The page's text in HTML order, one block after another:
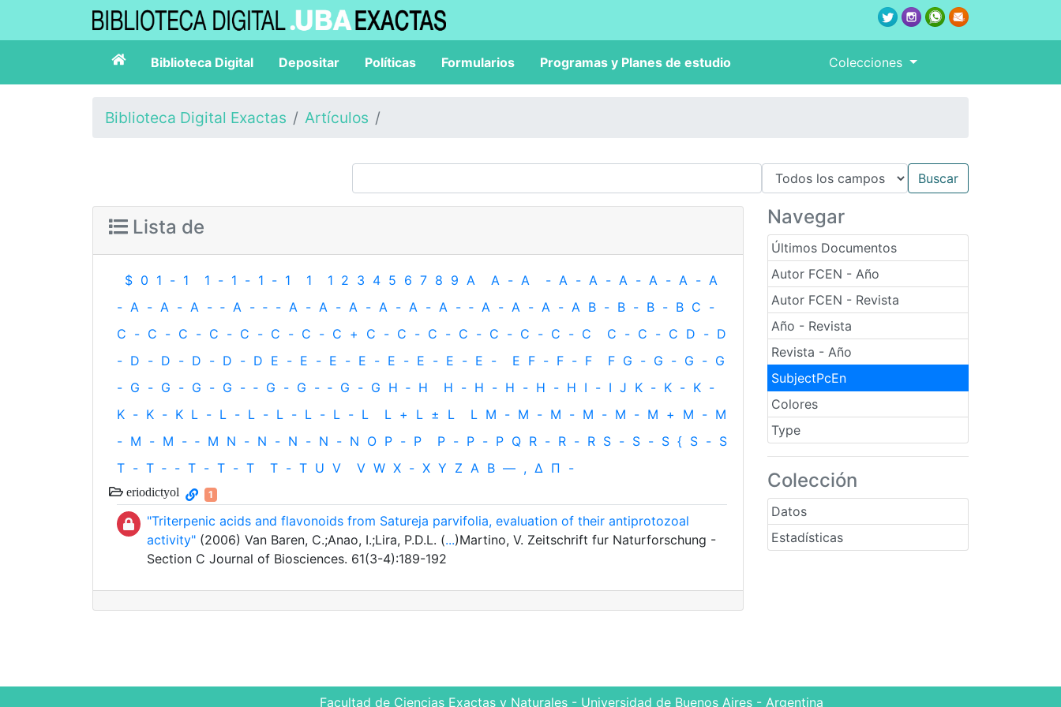
Biblioteca Digital Depositar Políticas Formularios Programas y Planes de estudio Colecciones
Biblioteca Digital Exactas Artículos
Navegar
Últimos Documentos
Autor FCEN - Año
Autor FCEN - Revista
Año - Revista
Revista - Año
SubjectPcEn
Colores
Type
Colección
Datos
Estadísticas
Lista de
$ 0 1 - 1 1 - 1 - 1 - 1 1 1 2 3 4 5 6 7 8 9 A A - A - A - A - A - A - A - A
- A - A - A - ‐ A - ‐ - A - A - A - A - A - A - ‐ A - A - A - A B - B - B - B C -
C - C - C - C - C - C - C - C + C - C - C - C - C - C - C - C C - C - C D - D
- D - D - D - D - D E - E - E - E - E - E - E - E - E F - F - F F G - G - G - G
- G - G - G - G - ‐ G - G - ‐ G - G H ‐ H H - H - H - H - H I - I J K - K - K -
K - K - K L - L - L - L - L - L - L L + L ± L L M - M - M - M - M - M + M - M
- M - M - ‐ M N - N - N - N - N O P - P P - P - P Q R - R - R S - S - S { S - S
T - T ‐ - T - T - T T - T U V V W X - X Y Z Α Β — , Δ Π -
eriodictyol 1
"Triterpenic acids and flavonoids from Satureja parvifolia, evaluation of their antiprotozoal
activity" (2006) Van Baren, C.;Anao, I.;Lira, P.D.L. (...)Martino, V. Zeitschrift fur Naturforschung -
Section C Journal of Biosciences. 61(3-4):189-192
Facultad de Ciencias Exactas y Naturales - Universidad de Buenos Aires - Argentina